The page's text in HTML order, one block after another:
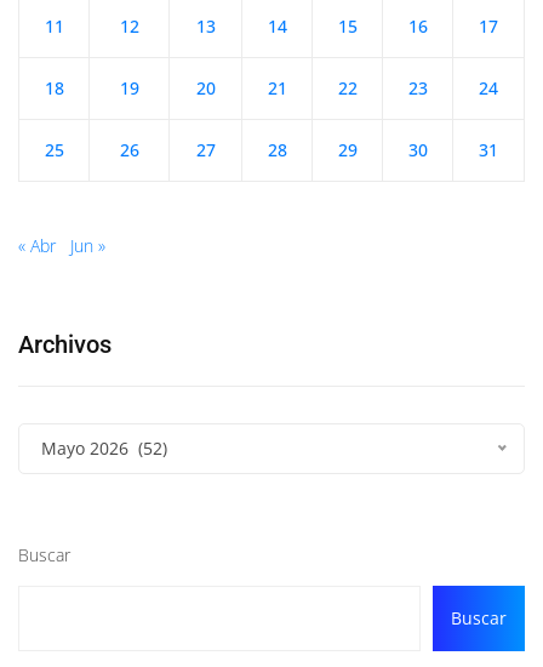
11 12 13 14 15 16 17
18 19 20 21 22 23 24
25 26 27 28 29 30 31
« Abr Jun »
Archivos
Mayo 2026 (52)
Buscar
Buscar